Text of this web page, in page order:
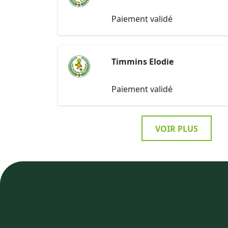
Paiement validé
Timmins Elodie
Paiement validé
VOIR PLUS